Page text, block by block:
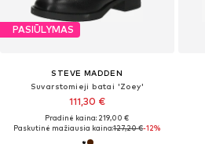
PASIŪLYMAS
STEVE MADDEN
Suvarstomieji batai 'Zoey'
111,30 €
Pradinė kaina: 219,00 €
Paskutinė mažiausia kaina:127,20 €-12%